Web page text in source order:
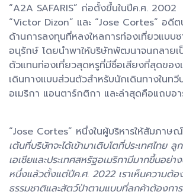
“A2A SAFARIS” ก่อตั้งขึ้นในปีค.ศ.
“Victor Dizon” และ “Jose Cortes” อดี
ด้านการลงทุนที่หลงใหลการท่องเที่ยวแบบซ
อนุรักษ์ โดยนำพาให้บริษัทพัฒนาจนกลายเ
ตัวแทนท่องเที่ยวสุดหรูที่มีชื่อเสียงที่สุดของ
เดินทางแบบส่วนตัวสำหรับนักเดินทางในท
อเมริกา แอนตาร์กติกา และล่าสุดคือแถบอ
“Jose Cortes” หนึ่งในผู้บริหารให้สัมภาษ
เต้นที่บริษัทจะได้เข้ามาเติบโตที่ประเทศไทย ลู
เอเชียและประเทศสหรัฐอเมริกามีมากขึ้นอย่า
หนึ่งแล้วตั้งแต่ปีค.ศ. 2022 เราเห็นความต้อ
ธรรมชาติและสัตว์ป่าตามแบบที่ลูกค้าต้องก